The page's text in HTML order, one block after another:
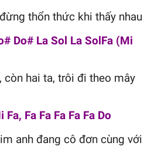
thổn thức khi thấy nhau
Do# La Sol La SolFa (Mi
hai ta, trôi đi theo mây
Fa, Fa Fa Fa Fa Fa Do
anh đang cô đơn cùng với